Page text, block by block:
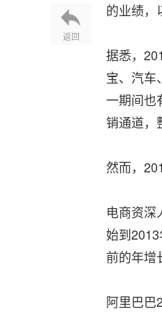
返回
的业绩，
据悉，
宝、汽车
一期间也
销通道，
然而，
电商资深
始到
前的年增
阿里巴巴